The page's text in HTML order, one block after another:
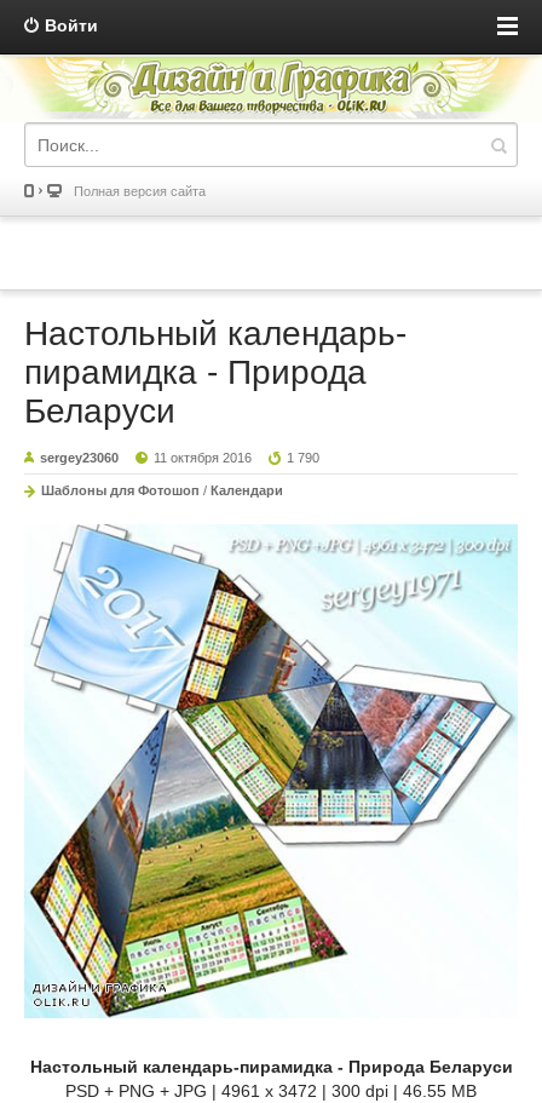
Войти
Полная версия сайта
Настольный календарь-
пирамидка - Природа
Беларуси
sergey23060 11 октября 2016 1 790
Шаблоны для Фотошоп / Календари
Настольный календарь-пирамидка - Природа Беларуси
PSD + PNG + JPG | 4961 x 3472 | 300 dpi | 46.55 MB